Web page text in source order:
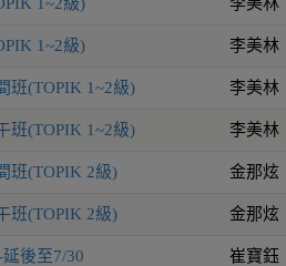
1~2級) 李美林
班(TOPIK 1~2級) 李美林
班(TOPIK 1~2級) 李美林
班(TOPIK 2級) 金那炫
班(TOPIK 2級) 金那炫
後至7/30 崔寶鈺